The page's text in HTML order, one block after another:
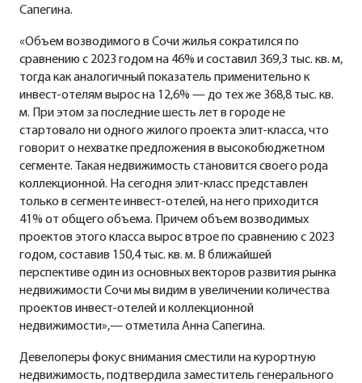
Сапегина.
«Объем возводимого в Сочи жилья сократился по
сравнению с 2023 годом на 46% и составил 369,3 тыс. кв. м,
тогда как аналогичный показатель применительно к
инвест-отелям вырос на 12,6% — до тех же 368,8 тыс. кв.
м. При этом за последние шесть лет в городе не
стартовало ни одного жилого проекта элит-класса, что
говорит о нехватке предложения в высокобюджетном
сегменте. Такая недвижимость становится своего рода
коллекционной. На сегодня элит-класс представлен
только в сегменте инвест-отелей, на него приходится
41% от общего объема. Причем объем возводимых
проектов этого класса вырос втрое по сравнению с 2023
годом, составив 150,4 тыс. кв. м. В ближайшей
перспективе один из основных векторов развития рынка
недвижимости Сочи мы видим в увеличении количества
проектов инвест-отелей и коллекционной
недвижимости»,— отметила Анна Сапегина.
Девелоперы фокус внимания сместили на курортную
недвижимость, подтвердила заместитель генерального